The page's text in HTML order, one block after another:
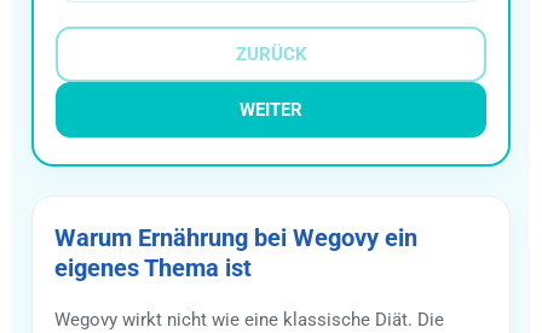
ZURÜCK
WEITER
Warum Ernährung bei Wegovy ein
eigenes Thema ist
Wegovy wirkt nicht wie eine klassische Diät. Die